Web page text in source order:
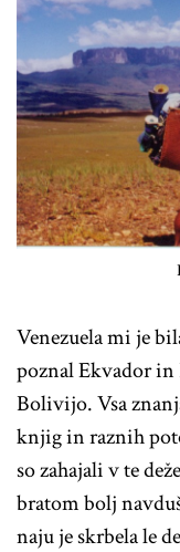
Venezuela mi je
poznal Ekvador
Bolivijo. Vsa
knjig in raznih
so zahajali v te
bratom bolj
naju je skrbela le